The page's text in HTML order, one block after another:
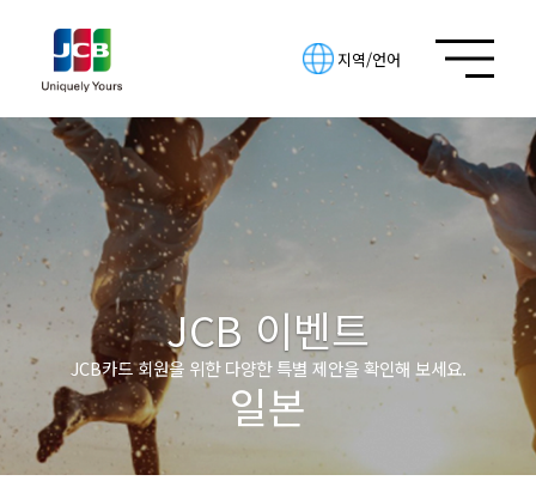
지역/언어
JCB 이벤트
JCB카드 회원을 위한 다양한 특별 제안을 확인해 보세요.
일본